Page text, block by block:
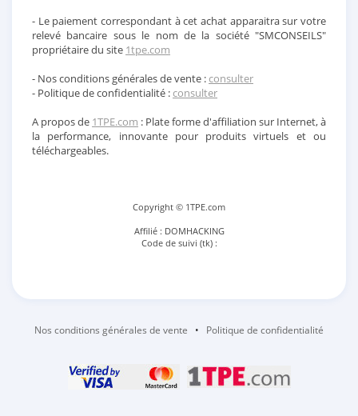
- Le paiement correspondant à cet achat apparaitra sur votre
relevé bancaire sous le nom de la société "SMCONSEILS"
propriétaire du site 1tpe.com
- Nos conditions générales de vente :consulter
- Politique de confidentialité :consulter
A propos de 1TPE.com : Plate forme d'affiliation sur Internet, à
la performance, innovante pour produits virtuels et ou
téléchargeables.
Copyright © 1TPE.com
Affilié : DOMHACKING
Code de suivi (tk) :
Nos conditions générales de vente • Politique de confidentialité